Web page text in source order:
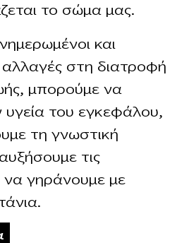
το σώμα μας.
και
αλλαγές στη διατροφή
μπορούμε να
υγεία του εγκεφάλου,
τη γνωστική
τις
να γηράνουμε με